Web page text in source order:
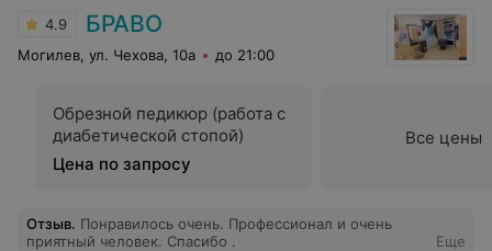
4.9 БРАВО
Могилев, ул. Чехова, 10а до 21:00
Обрезной педикюр (работа с
диабетической стопой)
Цена по запросу
Все цены
Отзыв. Понравилось очень. Профессионал и очень
приятный человек. Спасибо .
Еще